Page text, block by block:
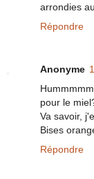
arrondies
Répondre
Anonyme
pour le
Va savoir,
Bises
Répondre